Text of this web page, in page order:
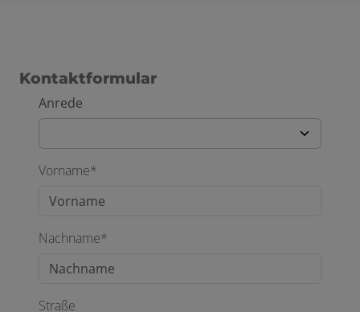
Kontaktformular
Anrede
Vorname*
Nachname*
Straße